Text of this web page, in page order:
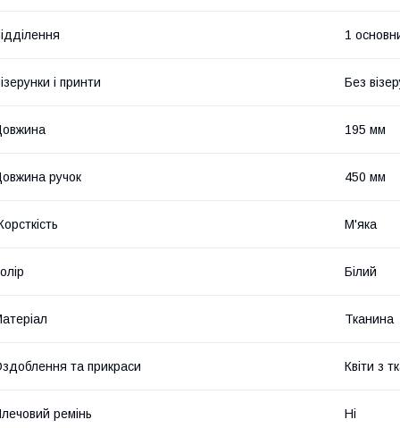
1
і принти Без
195 мм
ручок 450 мм
М'яка
Білий
Тканина
та прикраси Квіти з
ремінь Ні